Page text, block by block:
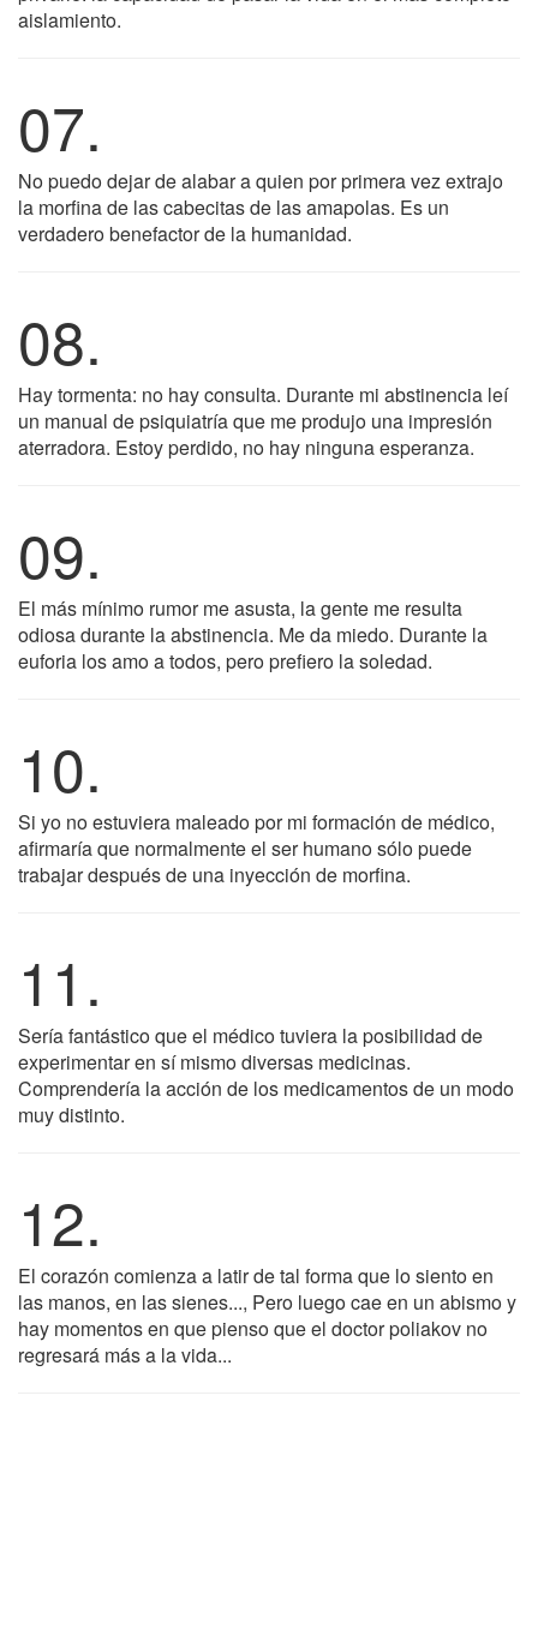
aislamiento.
07.
No puedo dejar de alabar a quien por primera vez extrajo
la morfina de las cabecitas de las amapolas. Es un
verdadero benefactor de la humanidad.
08.
Hay tormenta: no hay consulta. Durante mi abstinencia leí
un manual de psiquiatría que me produjo una impresión
aterradora. Estoy perdido, no hay ninguna esperanza.
09.
El más mínimo rumor me asusta, la gente me resulta
odiosa durante la abstinencia. Me da miedo. Durante la
euforia los amo a todos, pero prefiero la soledad.
10.
Si yo no estuviera maleado por mi formación de médico,
afirmaría que normalmente el ser humano sólo puede
trabajar después de una inyección de morfina.
11.
Sería fantástico que el médico tuviera la posibilidad de
experimentar en sí mismo diversas medicinas.
Comprendería la acción de los medicamentos de un modo
muy distinto.
12.
El corazón comienza a latir de tal forma que lo siento en
las manos, en las sienes..., Pero luego cae en un abismo y
hay momentos en que pienso que el doctor poliakov no
regresará más a la vida...